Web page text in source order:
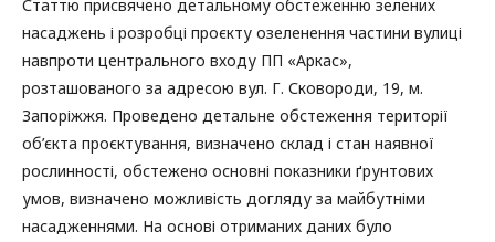
Статтю присвячено детальному обстеженню зелених
насаджень і розробці проєкту озеленення частини вулиці
навпроти центрального входу ПП «Аркас»,
розташованого за адресою вул. Г. Сковороди, 19, м.
Запоріжжя. Проведено детальне обстеження території
об’єкта проєктування, визначено склад і стан наявної
рослинності, обстежено основні показники ґрунтових
умов, визначено можливість догляду за майбутніми
насадженнями. На основі отриманих даних було